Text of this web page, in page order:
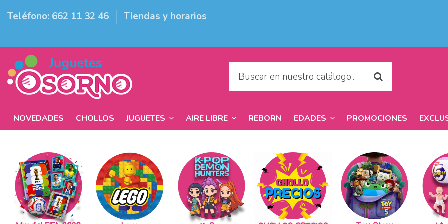
Teléfono: 662 11 32 46 Tiendas y horarios
NOVEDADES CHOLLOS JUGUETES AIRE LIBRE REBORN EDADES PROMOCIONES